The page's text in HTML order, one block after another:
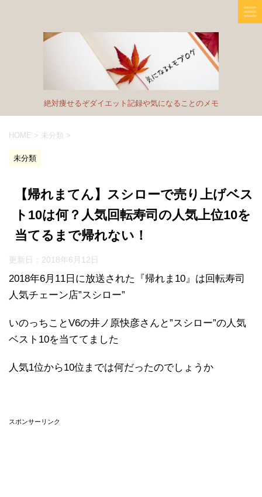
絶対痩せるぞダイエット記録や気になることのメモ
HOME > 未分類 >
未分類
【帰れまてん】スシローで売り上げベス
ト10は何？人気回転寿司の人気上位10を
当てるまで帰れない！
更新日： 2018年6月12日
2018年6月11日に放送された『帰れま10』は回転寿司
人気チェーン店”スシロー”
いのっちことV6の井ノ原快彦さんと”スシロー”の人気
ベスト10を当ててました
人気1位から10位までは何だったのでしょうか
スポンサーリンク